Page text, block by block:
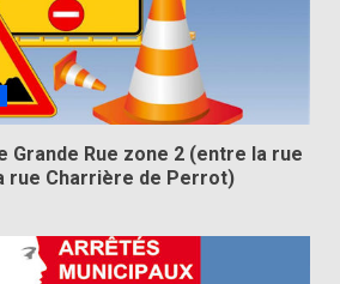
Grande Rue zone 2 (entre la rue
rue Charrière de Perrot)